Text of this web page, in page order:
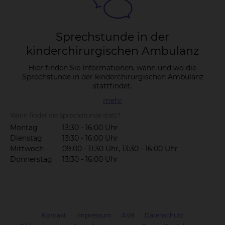
Sprech­stun­de in der
kin­der­chir­ur­gi­schen Am­bu­lanz
Hier finden Sie Informationen, wann und wo die
Sprechstunde in der kinderchirurgischen Ambulanz
stattfindet.
mehr
Montag
13:30 - 16:00 Uhr
Dienstag
13:30 - 16:00 Uhr
Mittwoch
09:00 - 11:30 Uhr, 13:30 - 16:00 Uhr
Donnerstag
13:30 - 16:00 Uhr
Kontakt Impressum AVB
Datenschutz